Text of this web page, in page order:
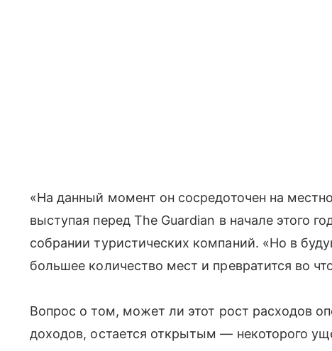
«На данный момент он сосредоточен на
выступая перед The Guardian в начале этого
собрании туристических компаний. «Но в
большее количество мест и превратится во
Вопрос о том, может ли этот рост расходов
доходов, остается открытым — некоторого